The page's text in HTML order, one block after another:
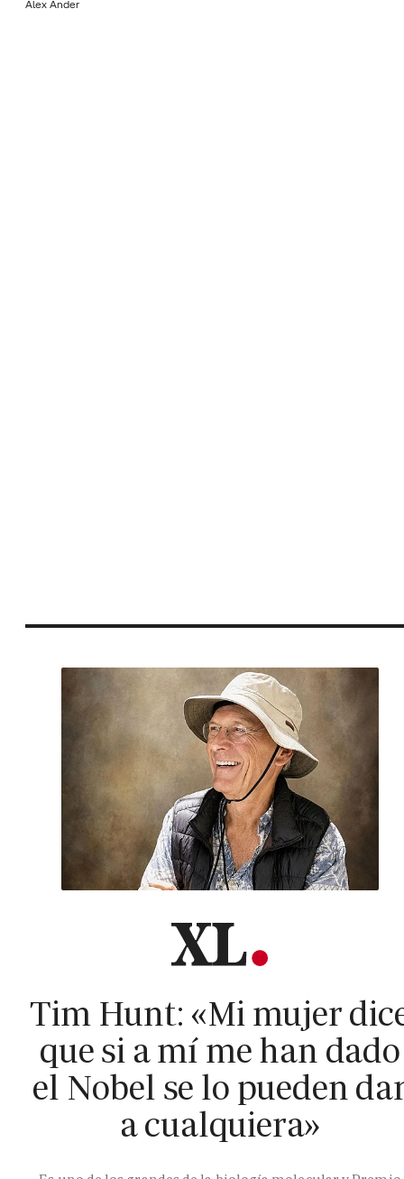
Álex Ander
Tim Hunt: «Mi mujer
que si a mí me han dado
el Nobel se lo pueden
a cualquiera»